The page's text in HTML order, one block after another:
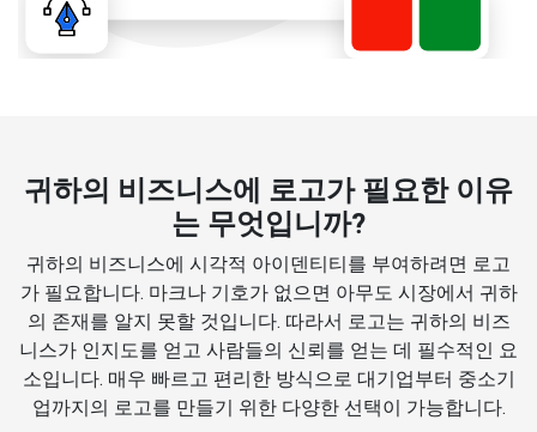
귀하의 비즈니스에 로고가 필요한 이유
는 무엇입니까?
귀하의 비즈니스에 시각적 아이덴티티를 부여하려면 로고
가 필요합니다. 마크나 기호가 없으면 아무도 시장에서 귀하
의 존재를 알지 못할 것입니다. 따라서 로고는 귀하의 비즈
니스가 인지도를 얻고 사람들의 신뢰를 얻는 데 필수적인 요
소입니다. 매우 빠르고 편리한 방식으로 대기업부터 중소기
업까지의 로고를 만들기 위한 다양한 선택이 가능합니다.